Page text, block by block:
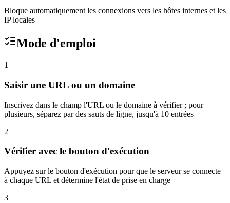
Bloque automatiquement les connexions vers les hôtes internes et les
IP locales
Mode d'emploi
1
Saisir une URL ou un domaine
Inscrivez dans le champ l'URL ou le domaine à vérifier ; pour
plusieurs, séparez par des sauts de ligne, jusqu'à 10 entrées
2
Vérifier avec le bouton d'exécution
Appuyez sur le bouton d'exécution pour que le serveur se connecte
à chaque URL et détermine l'état de prise en charge
3